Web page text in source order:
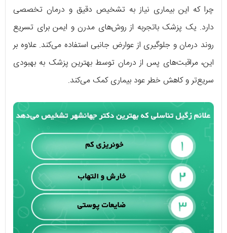
چرا که این بیماری نیاز به تشخیص دقیق و درمان تخصصی
دارد. یک پزشک باتجربه از روش‌های مدرن و ایمن برای تسریع
روند درمان و جلوگیری از عوارض جانبی استفاده می‌کند. علاوه بر
این، مراقبت‌های پس از درمان توسط بهترین پزشک به بهبودی
سریع‌تر و کاهش خطر عود بیماری کمک می‌کند.